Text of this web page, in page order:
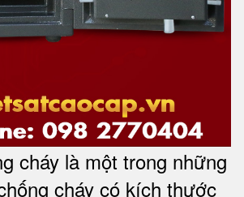
cháy là một trong những
cháy có kích thước